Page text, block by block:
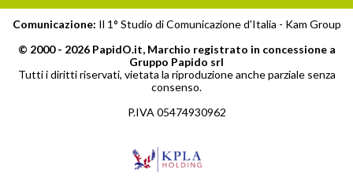
Comunicazione: Il 1° Studio di Comunicazione d'Italia - Kam Group
© 2000 - 2026 PapidO.it, Marchio registrato in concessione a
Gruppo Papido srl
Tutti i diritti riservati, vietata la riproduzione anche parziale senza
consenso.
P.IVA 05474930962